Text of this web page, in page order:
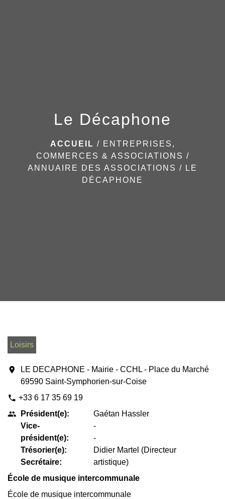
Le Décaphone
ACCUEIL / ENTREPRISES,
COMMERCES & ASSOCIATIONS /
ANNUAIRE DES ASSOCIATIONS / LE
DÉCAPHONE
Loisirs
location_on
LE DECAPHONE - Mairie - CCHL - Place du Marché
69590 Saint-Symphorien-sur-Coise
phone +33 6 17 35 69 19
people
Président(e):
Vice-
président(e):
Trésorier(e):
Secrétaire:
Gaétan Hassler
-
-
Didier Martel (Directeur
artistique)
École de musique intercommunale
École de musique intercommunale